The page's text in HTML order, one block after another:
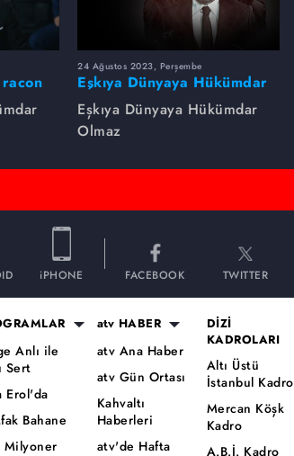
24 Ağustos 2023, Perşembe
Eşkıya Dünyaya Hükümdar
Olmaz dizsinin en çok
izlenen sahneleri
Eşkıya Dünyaya Hükümdar
Olmaz
iPHONE FACEBOOK TWITTER
Anlı ile
Sert
Erol'da
Bahane
Milyoner
atv HABER
atv Ana Haber
atv Gün Ortası
Kahvaltı
Haberleri
atv'de Hafta
DİZİ
KADROLARI
Altı Üstü
İstanbul Kadro
Mercan Köşk
Kadro
A.B.İ. Kadro